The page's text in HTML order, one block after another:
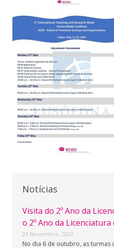
Notícias
Visita do 2º Ano da
o 2º Ano da
23 Novembro, 2023
No dia 6 de outubro, as turmas